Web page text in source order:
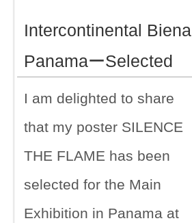
Intercontinental Bienal
PanamaーSelected
I am delighted to share
that my poster SILENCE
THE FLAME has been
selected for the Main
Exhibition in Panama at